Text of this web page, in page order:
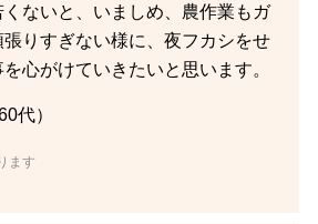
ないと、いましめ、農作業もガ
りすぎない様に、夜フカシをせ
心がけていきたいと思います。
代）
ます